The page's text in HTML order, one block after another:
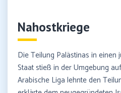
Nahostkriege
Die Teilung Palästinas in einen
Staat stieß in der Umgebung
Arabische Liga lehnte den